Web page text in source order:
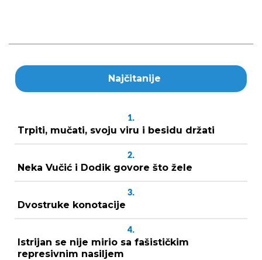
Najčitanije
1.
Trpiti, mučati, svoju viru i besidu držati
2.
Neka Vučić i Dodik govore što žele
3.
Dvostruke konotacije
4.
Istrijan se nije mirio sa fašističkim
represivnim nasiljem